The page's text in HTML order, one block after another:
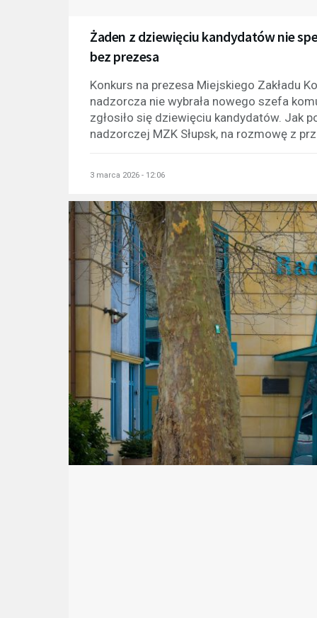
Żaden z dziewięciu kandydatów nie
bez prezesa
Konkurs na prezesa Miejskiego Zakładu
nadzorcza nie wybrała nowego szefa
zgłosiło się dziewięciu kandydatów. Jak
nadzorczej MZK Słupsk, na rozmowę z
3 marca 2026 - 12:06